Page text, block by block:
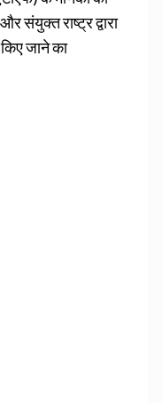
संयुक्‍त राष्‍ट्र द्वारा
जाने का